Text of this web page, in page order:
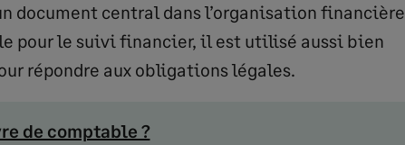
document central dans l’organisation financière
pour le suivi financier, il est utilisé aussi bien
répondre aux obligations légales.
de comptable ?